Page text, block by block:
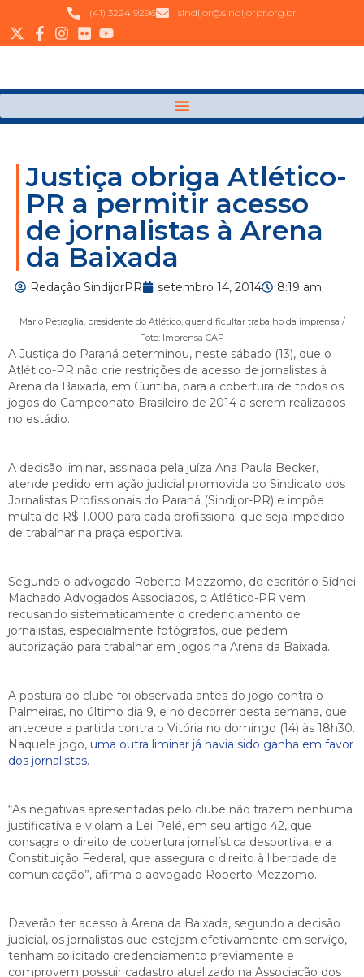
(41) 3224 9296 sindijor@sindijorpr.org.br
Justiça obriga Atlético-
PR a permitir acesso
de jornalistas à Arena
da Baixada
Redação SindijorPR setembro 14, 2014 8:19 am
Mario Petraglia, presidente do Atlético, quer dificultar trabalho da imprensa /
Foto: Imprensa CAP
A Justiça do Paraná determinou, neste sábado (13), que o
Atlético-PR não crie restrições de acesso de jornalistas à
Arena da Baixada, em Curitiba, para a cobertura de todos os
jogos do Campeonato Brasileiro de 2014 a serem realizados
no estádio.
A decisão liminar, assinada pela juíza Ana Paula Becker,
atende pedido em ação judicial promovida do Sindicato dos
Jornalistas Profissionais do Paraná (Sindijor-PR) e impõe
multa de R$ 1.000 para cada profissional que seja impedido
de trabalhar na praça esportiva.
Segundo o advogado Roberto Mezzomo, do escritório Sidnei
Machado Advogados Associados, o Atlético-PR vem
recusando sistematicamente o credenciamento de
jornalistas, especialmente fotógrafos, que pedem
autorização para trabalhar em jogos na Arena da Baixada.
A postura do clube foi observada antes do jogo contra o
Palmeiras, no último dia 9, e no decorrer desta semana, que
antecede a partida contra o Vitória no domingo (14) às 18h30.
Naquele jogo, uma outra liminar já havia sido ganha em favor
dos jornalistas.
“As negativas apresentadas pelo clube não trazem nenhuma
justificativa e violam a Lei Pelé, em seu artigo 42, que
consagra o direito de cobertura jornalística desportiva, e a
Constituição Federal, que assegura o direito à liberdade de
comunicação”, afirma o advogado Roberto Mezzomo.
Deverão ter acesso à Arena da Baixada, segundo a decisão
judicial, os jornalistas que estejam efetivamente em serviço,
tenham solicitado credenciamento previamente e
comprovem possuir cadastro atualizado na Associação dos